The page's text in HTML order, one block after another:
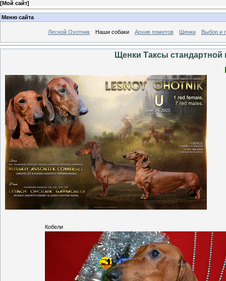
[Мой сайт]
Меню сайта
Лесной Охотник Наши собаки Архив пометов Щенки Выбор и
Щенки Таксы стандартной
Кобели